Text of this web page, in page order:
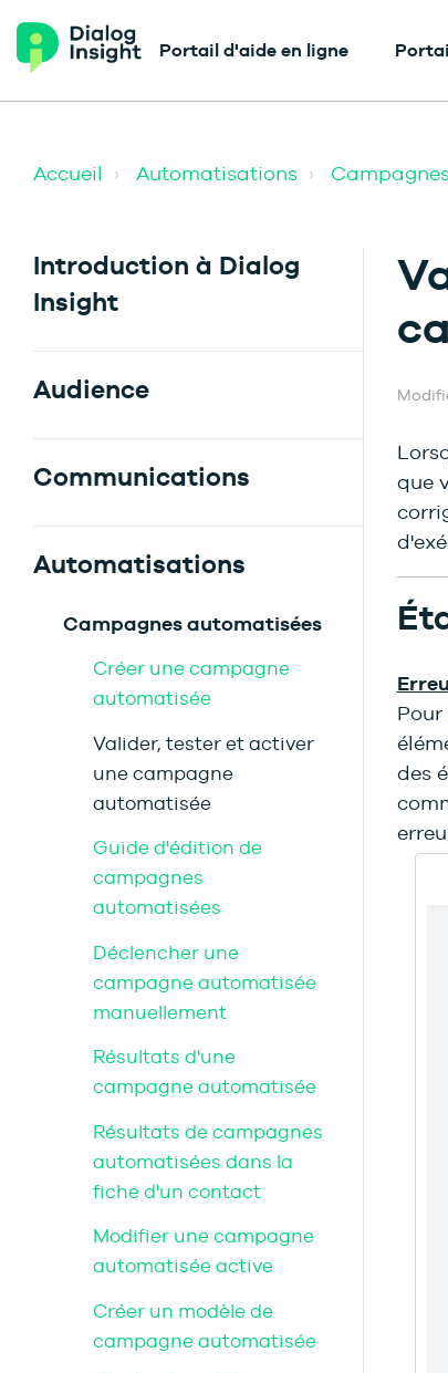
Portail d'aide en ligne
Accueil Automatisations
Introduction à Dialog
Insight
Audience
Communications
Automatisations
Campagnes automatisées
Créer une campagne
automatisée
Valider, tester et activer
une campagne
automatisée
Guide d'édition de
campagnes
automatisées
Déclencher une
campagne automatisée
manuellement
Résultats d'une
campagne automatisée
Résultats de campagnes
automatisées dans la
fiche d'un contact
Modifier une campagne
automatisée active
Créer un modèle de
campagne automatisée
que
des